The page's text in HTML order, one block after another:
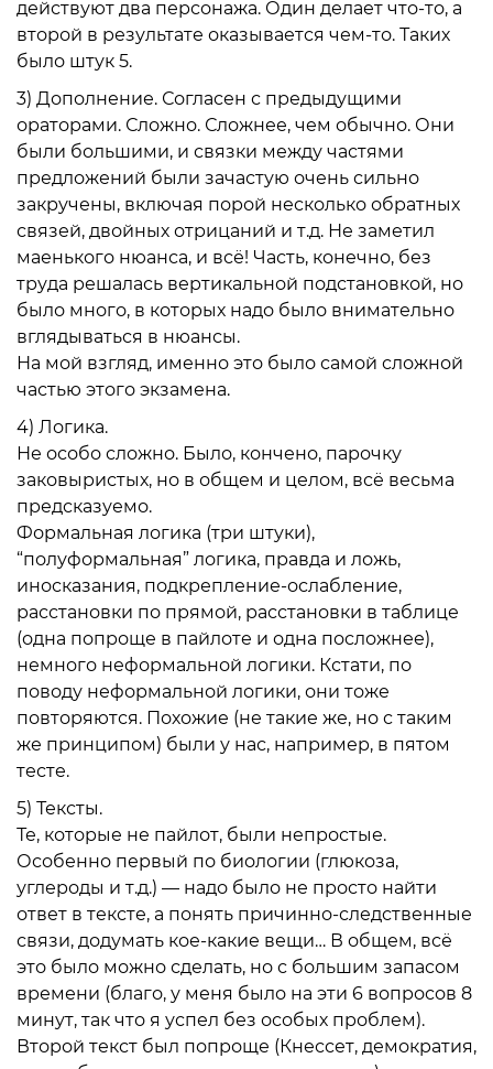
действуют два персонажа. Один делает что-то, а
второй в результате оказывается чем-то. Таких
было штук 5.
3) Дополнение. Согласен с предыдущими
ораторами. Сложно. Сложнее, чем обычно. Они
были большими, и связки между частями
предложений были зачастую очень сильно
закручены, включая порой несколько обратных
связей, двойных отрицаний и т.д. Не заметил
маенького нюанса, и всё! Часть, конечно, без
труда решалась вертикальной подстановкой, но
было много, в которых надо было внимательно
вглядываться в нюансы.
На мой взгляд, именно это было самой сложной
частью этого экзамена.
4) Логика.
Не особо сложно. Было, кончено, парочку
заковыристых, но в общем и целом, всё весьма
предсказуемо.
Формальная логика (три штуки),
“полуформальная” логика, правда и ложь,
иносказания, подкрепление-ослабление,
расстановки по прямой, расстановки в таблице
(одна попроще в пайлоте и одна посложнее),
немного неформальной логики. Кстати, по
поводу неформальной логики, они тоже
повторяются. Похожие (не такие же, но с таким
же принципом) были у нас, например, в пятом
тесте.
5) Тексты.
Те, которые не пайлот, были непростые.
Особенно первый по биологии (глюкоза,
углероды и т.д.) — надо было не просто найти
ответ в тексте, а понять причинно-следственные
связи, додумать кое-какие вещи… В общем, всё
это было можно сделать, но с большим запасом
времени (благо, у меня было на эти 6 вопросов 8
минут, так что я успел без особых проблем).
Второй текст был попроще (Кнессет, демократия,